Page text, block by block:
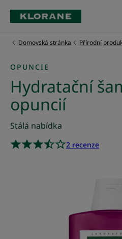
Domovská stránka
Přírodní
OPUNCIE
Hydratační
opuncií
Stálá nabídka
2 recenze